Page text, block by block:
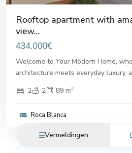
Rooftop apartment with
view...
434.000€
Welcome to Your Modern Home,
architecture meets everyday luxury,
2
2 89 m2
Roca Blanca
Vermeldingen